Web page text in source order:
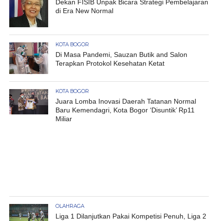
Dekan FISIB Unpak Bicara Strategi Pembelajaran
di Era New Normal
KOTA BOGOR
Di Masa Pandemi, Sauzan Butik and Salon
Terapkan Protokol Kesehatan Ketat
KOTA BOGOR
Juara Lomba Inovasi Daerah Tatanan Normal
Baru Kemendagri, Kota Bogor ‘Disuntik’ Rp11
Miliar
OLAHRAGA
Liga 1 Dilanjutkan Pakai Kompetisi Penuh, Liga 2